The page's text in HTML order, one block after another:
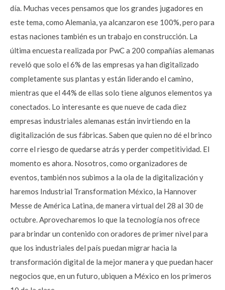
día. Muchas veces pensamos que los grandes jugadores en
este tema, como Alemania, ya alcanzaron ese 100%, pero para
estas naciones también es un trabajo en construcción. La
última encuesta realizada por PwC a 200 compañías alemanas
reveló que solo el 6% de las empresas ya han digitalizado
completamente sus plantas y están liderando el camino,
mientras que el 44% de ellas solo tiene algunos elementos ya
conectados. Lo interesante es que nueve de cada diez
empresas industriales alemanas están invirtiendo en la
digitalización de sus fábricas. Saben que quien no dé el brinco
corre el riesgo de quedarse atrás y perder competitividad. El
momento es ahora. Nosotros, como organizadores de
eventos, también nos subimos a la ola de la digitalización y
haremos Industrial Transformation México, la Hannover
Messe de América Latina, de manera virtual del 28 al 30 de
octubre. Aprovecharemos lo que la tecnología nos ofrece
para brindar un contenido con oradores de primer nivel para
que los industriales del país puedan migrar hacia la
transformación digital de la mejor manera y que puedan hacer
negocios que, en un futuro, ubiquen a México en los primeros